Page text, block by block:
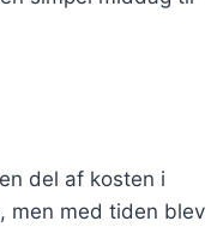
del af kosten i
men med tiden blev